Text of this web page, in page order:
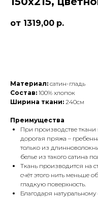
1319,00 р.
Материал: сатин-гладь
Состав: 100% хлопок
Ширина ткани: 240см
Преимущества
При производстве ткани
дорогая пряжа –
только из
белье из такого сатина
Ткань производится на
счёт этого нить меньше
гладкую поверхность.
Благодаря натуральному